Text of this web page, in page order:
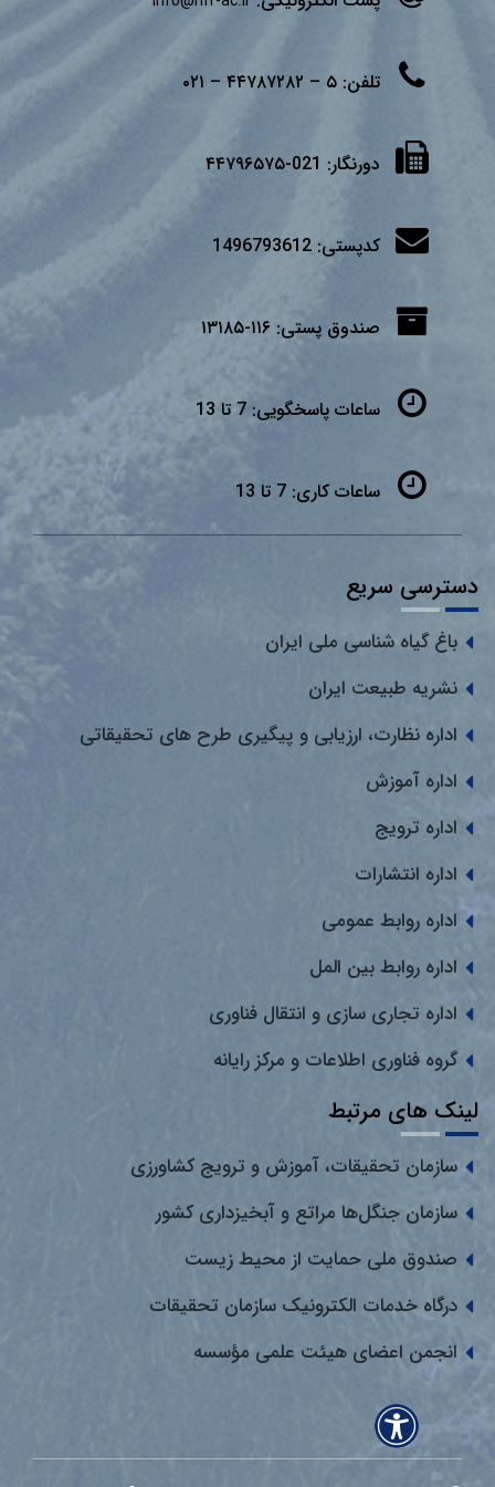
تلفن: ۵ – ۴۴۷۸۷۲۸۲ – ۰۲۱
دورنگار: 021-۴۴۷۹۶۵۷۵
کدپستی: 1496793612
صندوق پستی: ۱۱۶-۱۳۱۸۵
ساعات پاسخگویی: 7 تا 13
ساعات کاری: 7 تا 13
دسترسی سریع
باغ گیاه شناسی ملی ایران
نشریه طبیعت ایران
اداره نظارت، ارزیابی و پیگیری طرح های تحقیقاتی
اداره آموزش
اداره ترویج
اداره انتشارات
اداره روابط عمومی
اداره روابط بین المل
اداره تجاری سازی و انتقال فناوری
گروه فناوری اطلاعات و مرکز رایانه
لینک های مرتبط
سازمان تحقیقات، آموزش و ترویج کشاورزی
سازمان جنگل‌ها مراتع و آبخیزداری کشور
صندوق ملی حمایت از محیط زیست
درگاه خدمات الکترونیک سازمان تحقیقات
انجمن اعضای هیئت علمی مؤسسه